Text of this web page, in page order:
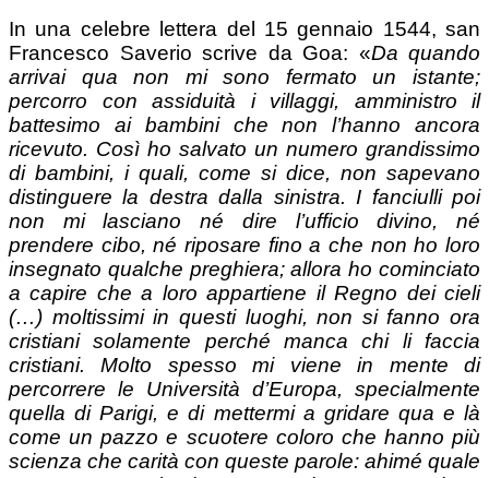
In una celebre lettera del 15 gennaio 1544, san
Francesco Saverio scrive da Goa: «Da quando
arrivai qua non mi sono fermato un istante;
percorro con assiduità i villaggi, amministro il
battesimo ai bambini che non l’hanno ancora
ricevuto. Così ho salvato un numero grandissimo
di bambini, i quali, come si dice, non sapevano
distinguere la destra dalla sinistra. I fanciulli poi
non mi lasciano né dire l’ufficio divino, né
prendere cibo, né riposare fino a che non ho loro
insegnato qualche preghiera; allora ho cominciato
a capire che a loro appartiene il Regno dei cieli
(…) moltissimi in questi luoghi, non si fanno ora
cristiani solamente perché manca chi li faccia
cristiani. Molto spesso mi viene in mente di
percorrere le Università d’Europa, specialmente
quella di Parigi, e di mettermi a gridare qua e là
come un pazzo e scuotere coloro che hanno più
scienza che carità con queste parole: ahimé quale